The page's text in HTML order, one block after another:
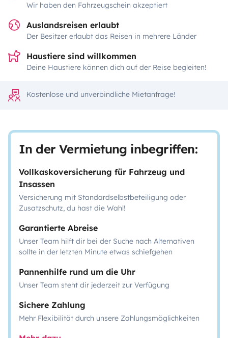
Wir haben den Fahrzeugschein akzeptiert
Auslandsreisen erlaubt
Der Besitzer erlaubt das Reisen in mehrere Länder
Haustiere sind willkommen
Deine Haustiere können dich auf der Reise begleiten!
Kostenlose und unverbindliche Mietanfrage!
In der Vermietung inbegriffen:
Vollkaskoversicherung für Fahrzeug und
Insassen
Versicherung mit Standardselbstbeteiligung oder
Zusatzschutz, du hast die Wahl!
Garantierte Abreise
Unser Team hilft dir bei der Suche nach Alternativen
sollte in der letzten Minute etwas schiefgehen
Pannenhilfe rund um die Uhr
Unser Team steht dir jederzeit zur Verfügung
Sichere Zahlung
Mehr Flexibilität durch unsere Zahlungsmöglichkeiten